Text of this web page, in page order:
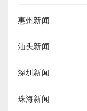
惠州新闻
汕头新闻
深圳新闻
珠海新闻